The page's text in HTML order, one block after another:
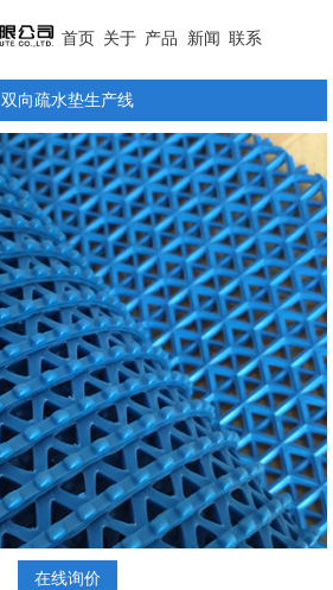
首页 关于 产品 新闻 联系
双向疏水垫生产线
在线询价